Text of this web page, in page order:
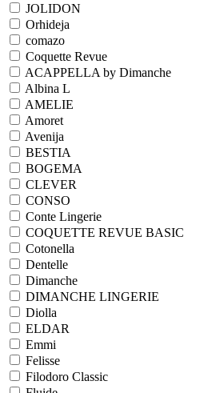
JOLIDON
Orhideja
comazo
Coquette Revue
ACAPPELLA by Dimanche
Albina L
AMELIE
Amoret
Avenija
BESTIA
BOGEMA
CLEVER
CONSO
Conte Lingerie
COQUETTE REVUE BASIC
Cotonella
Dentelle
Dimanche
DIMANCHE LINGERIE
Diolla
ELDAR
Emmi
Felisse
Filodoro Classic